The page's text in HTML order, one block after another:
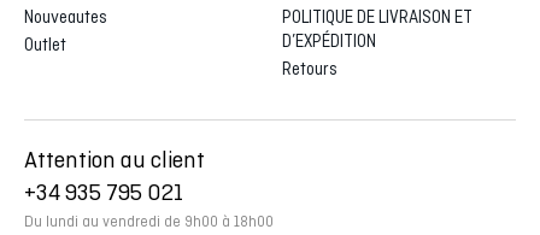
Nouveautes
Outlet
POLITIQUE DE LIVRAISON ET
D’EXPÉDITION
Retours
Attention au client
+34 935 795 021
Du lundi au vendredi de 9h00 à 18h00